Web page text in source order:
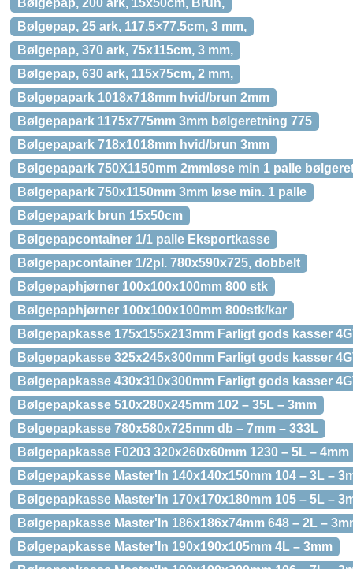
Bølgepap, 200 ark, 15x50cm, Brun,
Bølgepap, 25 ark, 117.5×77.5cm, 3 mm,
Bølgepap, 370 ark, 75x115cm, 3 mm,
Bølgepap, 630 ark, 115x75cm, 2 mm,
Bølgepapark 1018x718mm hvid/brun 2mm
Bølgepapark 1175x775mm 3mm bølgeretning 775
Bølgepapark 718x1018mm hvid/brun 3mm
Bølgepapark 750X1150mm 2mmløse min 1 palle
Bølgepapark 750x1150mm 3mm løse min. 1 palle
Bølgepapark brun 15x50cm
Bølgepapcontainer 1/1 palle Eksportkasse
Bølgepapcontainer 1/2pl. 780x590x725, dobbelt
Bølgepaphjørner 100x100x100mm 800 stk
Bølgepaphjørner 100x100x100mm 800stk/kar
Bølgepapkasse 175x155x213mm Farligt gods kasser
Bølgepapkasse 325x245x300mm Farligt gods kasser
Bølgepapkasse 430x310x300mm Farligt gods kasser
Bølgepapkasse 510x280x245mm 102 – 35L – 3mm
Bølgepapkasse 780x580x725mm db – 7mm – 333L
Bølgepapkasse F0203 320x260x60mm 1230 – 5L – 4mm
Bølgepapkasse Master'In 140x140x150mm 104 – 3L –
Bølgepapkasse Master'In 170x170x180mm 105 – 5L –
Bølgepapkasse Master'In 186x186x74mm 648 – 2L –
Bølgepapkasse Master'In 190x190x105mm 4L – 3mm